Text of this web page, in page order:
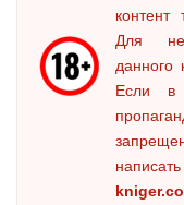
контент
Для
данного
Если в